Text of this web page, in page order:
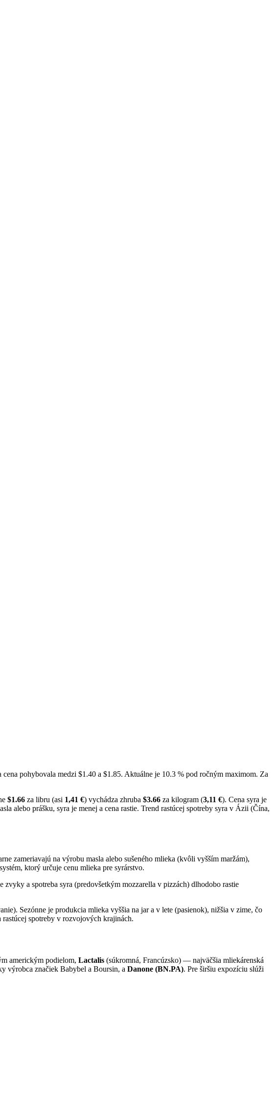
pohybovala medzi $1.40 a $1.85. Aktuálne je 10.3 % pod ročným maximom. Za
$1.66 za libru (asi 1,41 €) vychádza zhruba $3.66 za kilogram (3,11 €). Cena syra je
alebo prášku, syra je menej a cena rastie. Trend rastúcej spotreby syra v Ázii (Čína,
zameriavajú na výrobu masla alebo sušeného mlieka (kvôli vyšším maržám),
systém, ktorý určuje cenu mlieka pre syrárstvo.
a spotreba syra (predovšetkým mozzarella v pizzách) dlhodobo rastie
Sezónne je produkcia mlieka vyššia na jar a v lete (pasienok), nižšia v zime, čo
rastúcej spotreby v rozvojových krajinách.
americkým podielom, Lactalis (súkromná, Francúzsko) — najväčšia mliekárenská
výrobca značiek Babybel a Boursin, a Danone (BN.PA). Pre širšiu expozíciu slúži